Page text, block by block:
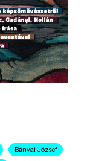
Bányai József